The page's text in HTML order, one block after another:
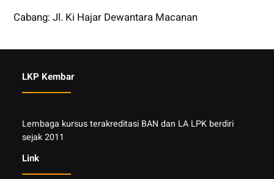
Cabang: Jl. Ki Hajar Dewantara Macanan
LKP Kembar
Lembaga kursus terakreditasi BAN dan LA LPK berdiri
sejak 2011
Link